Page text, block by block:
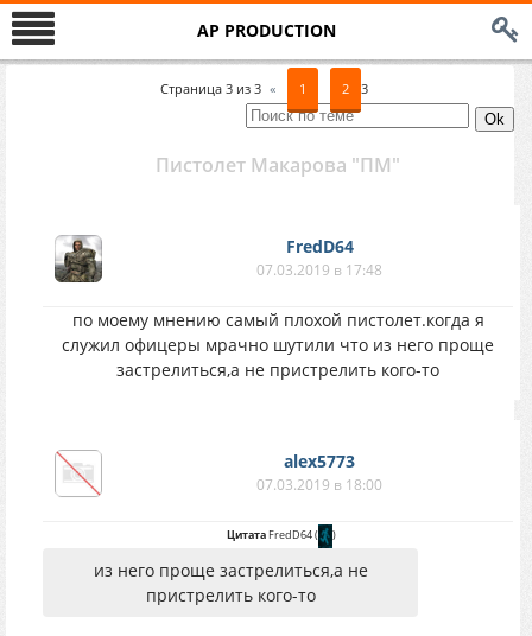
AP PRODUCTION
Страница 3 из 3 « 1 2 3
Пистолет Макарова "ПМ"
FredD64
07.03.2019 в 17:48
по моему мнению самый плохой пистолет.когда я
служил офицеры мрачно шутили что из него проще
застрелиться,а не пристрелить кого-то
alex5773
07.03.2019 в 18:00
ЦитатаFredD64( )
из него проще застрелиться,а не
пристрелить кого-то